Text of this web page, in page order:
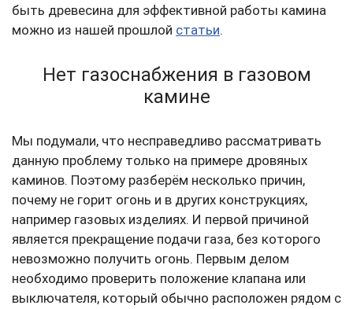
быть древесина для эффективной работы камина
можно из нашей прошлой статьи.
Нет газоснабжения в газовом
камине
Мы подумали, что несправедливо рассматривать
данную проблему только на примере дровяных
каминов. Поэтому разберём несколько причин,
почему не горит огонь и в других конструкциях,
например газовых изделиях. И первой причиной
является прекращение подачи газа, без которого
невозможно получить огонь. Первым делом
необходимо проверить положение клапана или
выключателя, который обычно расположен рядом с